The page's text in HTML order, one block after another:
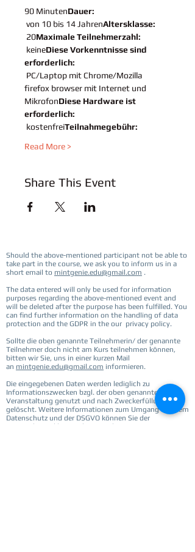
90 MinutenDauer:
von 10 bis 14 JahrenAltersklasse:
20Maximale Teilnehmerzahl:
keineDiese Vorkenntnisse sind
erforderlich:
PC/Laptop mit Chrome/Mozilla
firefox browser mit Internet und
MikrofonDiese Hardware ist
erforderlich:
kostenfreiTeilnahmegebühr:
Read More >
Share This Event
Should the above-mentioned participant not be able to
take part in the course, we ask you to inform us in a
short email to mintgenie.edu@gmail.com .
The data entered will only be used for information
purposes regarding the above-mentioned event and
will be deleted after the purpose has been fulfilled. You
can find further information on the handling of data
protection and the GDPR in the our privacy policy.
Sollte die oben genannte Teilnehmerin/ der genannte
Teilnehmer doch nicht am Kurs teilnehmen können,
bitten wir Sie, uns in einer kurzen Mail
an mintgenie.edu@gmail.com informieren.
Die eingegebenen Daten werden lediglich zu
Informationszwecken bzgl. der oben genannten
Veranstaltung genutzt und nach Zweckerfüllung
gelöscht. Weitere Informationen zum Umgang mit dem
Datenschutz und der DSGVO können Sie der
Datenschutzerklärung des entnehmen.